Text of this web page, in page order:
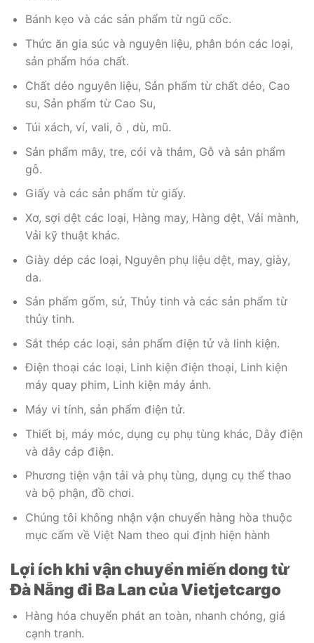
Bánh kẹo và các sản phẩm từ ngũ cốc.
Thức ăn gia súc và nguyên liệu, phân bón các loại,
sản phẩm hóa chất.
Chất dẻo nguyên liệu, Sản phẩm từ chất dẻo, Cao
su, Sản phẩm từ Cao Su,
Túi xách, ví, vali, ô , dù, mũ.
Sản phẩm mây, tre, cói và thảm, Gỗ và sản phẩm
gỗ.
Giấy và các sản phẩm từ giấy.
Xơ, sợi dệt các loại, Hàng may, Hàng dệt, Vải mành,
Vải kỹ thuật khác.
Giày dép các loại, Nguyên phụ liệu dệt, may, giày,
da.
Sản phẩm gốm, sứ, Thủy tinh và các sản phẩm từ
thủy tinh.
Sắt thép các loại, sản phẩm điện tử và linh kiện.
Điện thoại các loại, Linh kiện điện thoại, Linh kiện
máy quay phim, Linh kiện máy ảnh.
Máy vi tính, sản phẩm điện tử.
Thiết bị, máy móc, dụng cụ phụ tùng khác, Dây điện
và dây cáp điện.
Phương tiện vận tải và phụ tùng, dụng cụ thể thao
và bộ phận, đồ chơi.
Chúng tôi không nhận vận chuyển hàng hòa thuộc
mục cấm về Việt Nam theo qui định hiện hành
Lợi ích khi vận chuyển miến dong từ
Đà Nẵng đi Ba Lan của Vietjetcargo
Hàng hóa chuyển phát an toàn, nhanh chóng, giá
cạnh tranh.